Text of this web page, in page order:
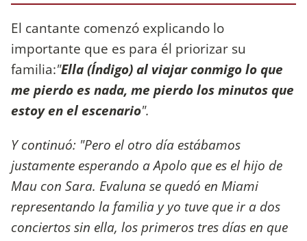
El cantante comenzó explicando lo
importante que es para él priorizar su
familia:"Ella (Índigo) al viajar conmigo lo que
me pierdo es nada, me pierdo los minutos que
estoy en el escenario".
Y continuó: "Pero el otro día estábamos
justamente esperando a Apolo que es el hijo de
Mau con Sara. Evaluna se quedó en Miami
representando la familia y yo tuve que ir a dos
conciertos sin ella, los primeros tres días en que